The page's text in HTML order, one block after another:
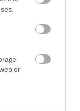
or
μια φορα δειχνει
το ψηφιζει.
τους νοιαζει καμια